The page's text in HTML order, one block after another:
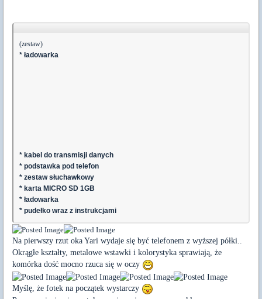
(zestaw)
* ładowarka
* kabel do transmisji danych
* podstawka pod telefon
* zestaw słuchawkowy
* karta MICRO SD 1GB
* ładowarka
* pudełko wraz z instrukcjami
Na pierwszy rzut oka Yari wydaje się być telefonem z wyższej półki..
Okrągłe kształty, metalowe wstawki i kolorystyka sprawiają, że
komórka dość mocno rzuca się w oczy
Myślę, że fotek na początek wystarczy